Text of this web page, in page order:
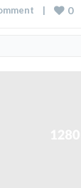
    |
0